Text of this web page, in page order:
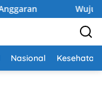
Wujudkan
Nasional Kesehatan